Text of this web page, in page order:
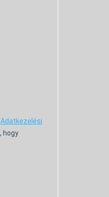
Adatkezelési
hogy